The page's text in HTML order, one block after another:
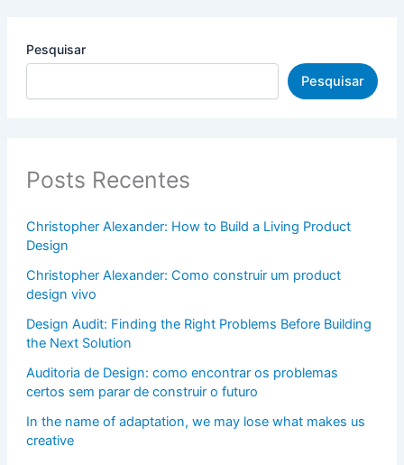
Pesquisar
Pesquisar
Posts Recentes
Christopher Alexander: How to Build a Living Product
Design
Christopher Alexander: Como construir um product
design vivo
Design Audit: Finding the Right Problems Before Building
the Next Solution
Auditoria de Design: como encontrar os problemas
certos sem parar de construir o futuro
In the name of adaptation, we may lose what makes us
creative